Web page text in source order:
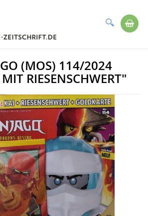
Suche
(MOS) 114/2024
RIESENSCHWERT"